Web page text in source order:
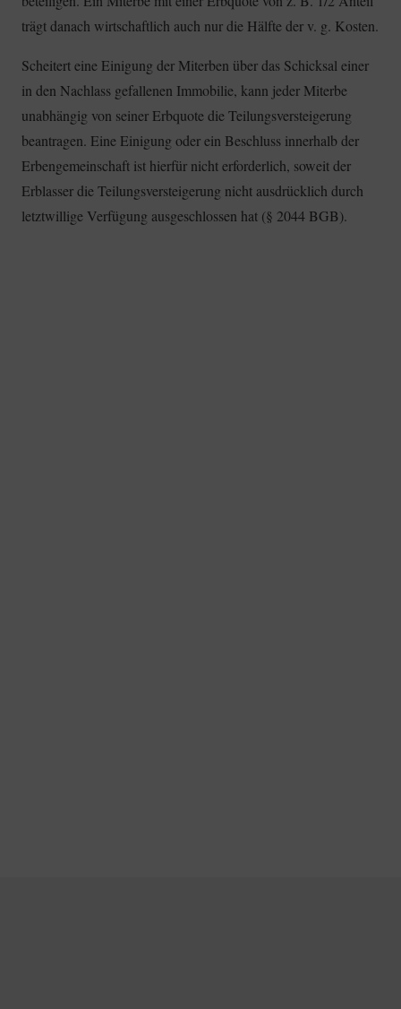
trägt danach wirtschaftlich auch nur die Hälfte der v. g. Kosten.
Scheitert eine Einigung der Miterben über das Schicksal einer
in den Nachlass gefallenen Immobilie, kann jeder Miterbe
unabhängig von seiner Erbquote die Teilungsversteigerung
beantragen. Eine Einigung oder ein Beschluss innerhalb der
Erbengemeinschaft ist hierfür nicht erforderlich, soweit der
Erblasser die Teilungsversteigerung nicht ausdrücklich durch
letztwillige Verfügung ausgeschlossen hat (§ 2044 BGB).